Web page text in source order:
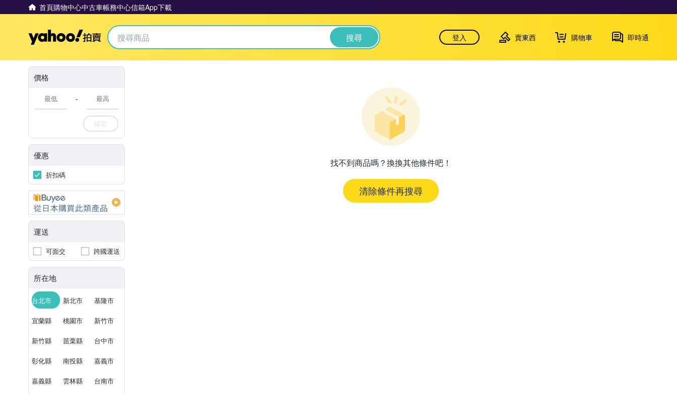
首頁購物中心中古車帳務中心信箱App下載
Yahoo拍賣 搜尋 登入 賣東西 購物車 即時通
價格
-
確定
優惠
折扣碼
運送
可面交 跨國運送
所在地
台北市 新北市 基隆市
宜蘭縣 桃園市 新竹市
新竹縣 苗栗縣 台中市
彰化縣 南投縣 嘉義市
嘉義縣 雲林縣 台南市
找不到商品嗎？換換其他條件吧！
清除條件再搜尋